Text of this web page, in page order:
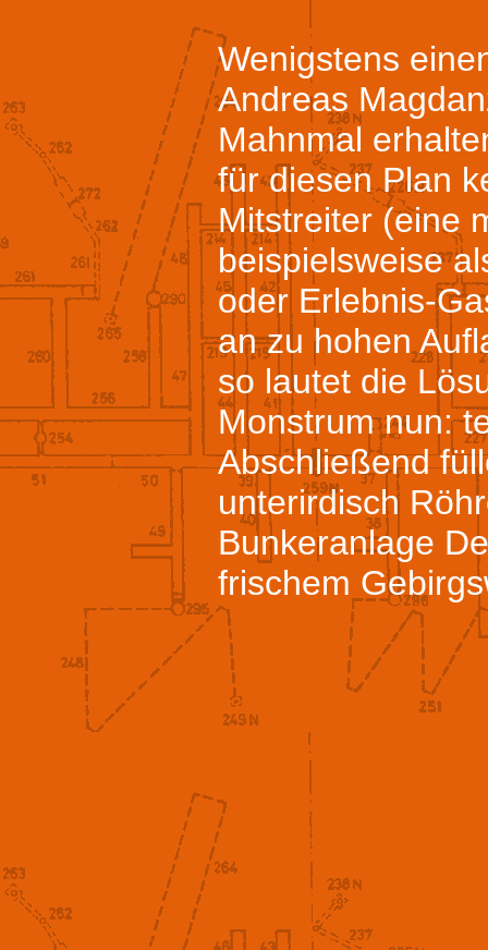
Wenigstens
Andreas
Mahnmal
für diesen Plan
Mitstreiter (eine
beispielsweise
oder Erlebnis-
an zu hohen
so lautet die
Monstrum nun:
Abschließend
unterirdisch
Bunkeranlage
frischem